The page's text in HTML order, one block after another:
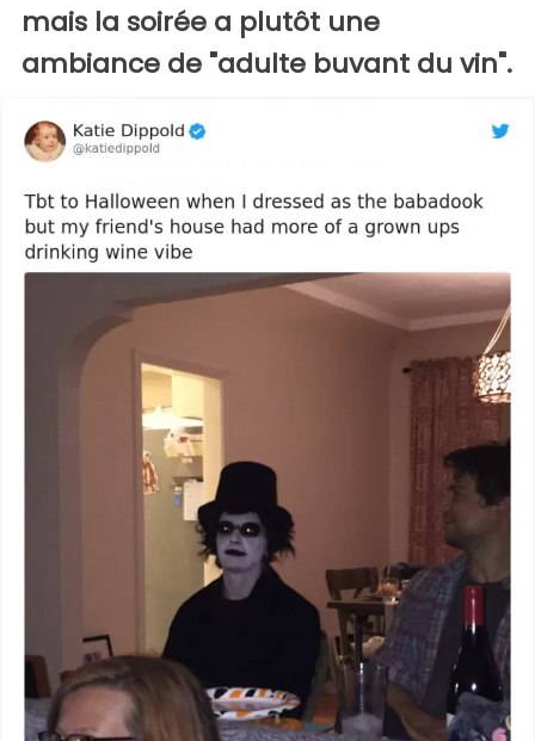
mais la soirée a plutôt une
ambiance de "adulte buvant du vin".